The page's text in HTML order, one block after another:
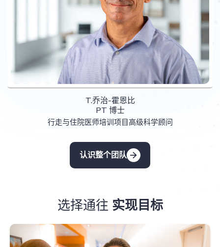
T.乔治-霍恩比
PT 博士
行走与住院医师培训项目高级科学顾问
认识整个团队
选择通往 实现目标